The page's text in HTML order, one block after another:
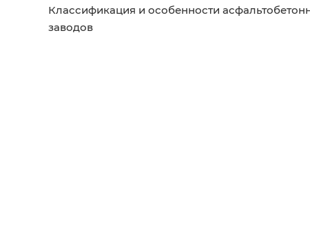
Классификация и особенности
заводов